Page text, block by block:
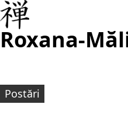
Roxana-
Postări